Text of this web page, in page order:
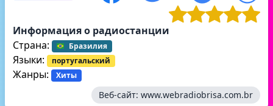
Информация о радиостанции
Страна:
Бразилия
Языки: португальский
Жанры: Хиты
Веб-сайт: www.webradiobrisa.com.br